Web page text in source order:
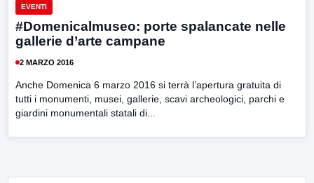
EVENTI
#Domenicalmuseo: porte spalancate nelle
gallerie d’arte campane
2 MARZO 2016
Anche Domenica 6 marzo 2016 si terrà l’apertura gratuita di
tutti i monumenti, musei, gallerie, scavi archeologici, parchi e
giardini monumentali statali di...